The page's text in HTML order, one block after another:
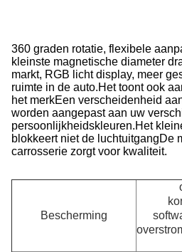
360 graden rotatie, flexibele
kleinste magnetische diameter
markt, RGB licht display, meer
ruimte in de auto.Het toont ook
het merkEen verscheidenheid
worden aangepast aan uw
persoonlijkheidskleuren.Het
blokkeert niet de luchtuitgangDe
carrosserie zorgt voor kwaliteit.
Bescherming